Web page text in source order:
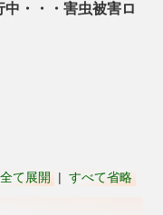
・・・害虫被害ロ
全て展開 | すべて省略